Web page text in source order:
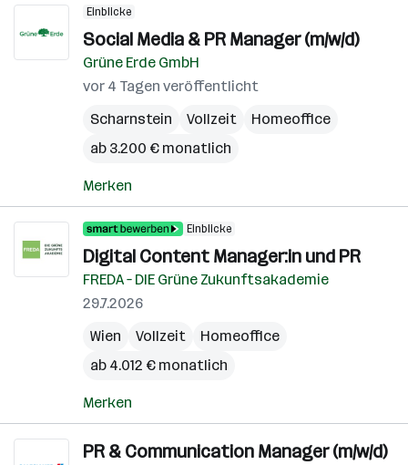
Einblicke
Social Media & PR Manager (m/w/d)
Grüne Erde GmbH
vor 4 Tagen veröffentlicht
Scharnstein
Vollzeit
Homeoffice
ab 3.200 € monatlich
Merken
Einblicke
Digital Content Manager:in und PR
FREDA – DIE Grüne Zukunftsakademie
29.7.2026
Wien
Vollzeit
Homeoffice
ab 4.012 € monatlich
Merken
PR & Communication Manager (m/w/d)